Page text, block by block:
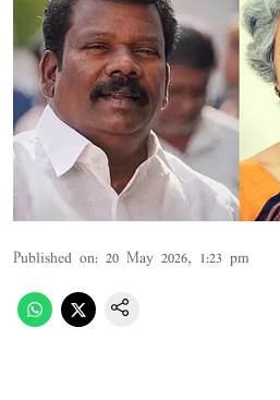
Published on: 20 May 2026, 1:23 pm